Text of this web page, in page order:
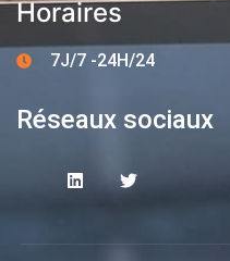
Horaires
7J/7 -24H/24
Réseaux sociaux